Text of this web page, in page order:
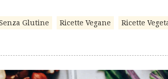
Glutine Ricette Vegane Ricette